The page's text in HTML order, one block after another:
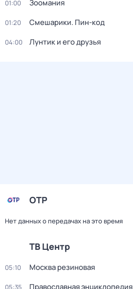
01:00 Зоомания
01:20 Смешарики. Пин-код
04:00 Лунтик и его друзья
ОТР
Нет данных о передачах на это время
ТВ Центр
05:10 Москва резиновая
05:35 Православная энциклопедия